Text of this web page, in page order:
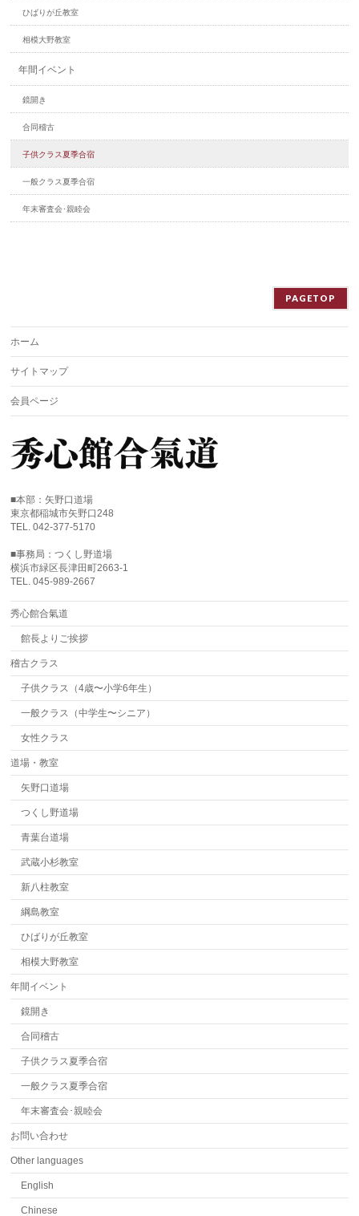
ひばりが丘教室
相模大野教室
年間イベント
鏡開き
合同稽古
子供クラス夏季合宿
一般クラス夏季合宿
年末審査会･親睦会
PAGETOP
ホーム
サイトマップ
会員ページ
■本部：矢野口道場
東京都稲城市矢野口248
TEL. 042-377-5170
■事務局：つくし野道場
横浜市緑区長津田町2663-1
TEL. 045-989-2667
秀心館合氣道
館長よりご挨拶
稽古クラス
子供クラス（4歳〜小学6年生）
一般クラス（中学生〜シニア）
女性クラス
道場・教室
矢野口道場
つくし野道場
青葉台道場
武蔵小杉教室
新八柱教室
綱島教室
ひばりが丘教室
相模大野教室
年間イベント
鏡開き
合同稽古
子供クラス夏季合宿
一般クラス夏季合宿
年末審査会･親睦会
お問い合わせ
Other languages
English
Chinese